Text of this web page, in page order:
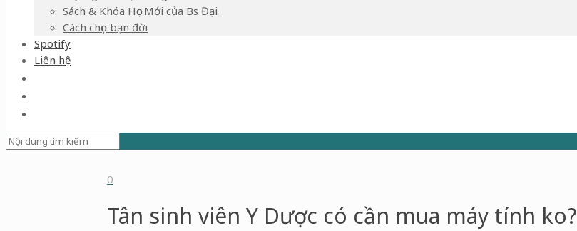
Sách & Khóa Học Mới của Bs Đại
Cách chọn bạn đời
Spotify
Liên hệ
0
Tân sinh viên Y Dược có cần mua máy tính ko?